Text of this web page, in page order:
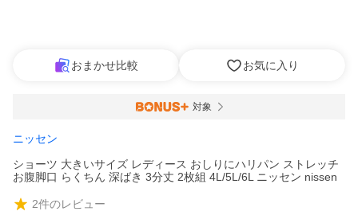
おまかせ比較 お気に入り
対象
ニッセン
ショーツ 大きいサイズ レディース おしりにハリパン ストレッチ
お腹脚口 らくちん 深ばき 3分丈 2枚組 4L/5L/6L ニッセン nissen
2件のレビュー